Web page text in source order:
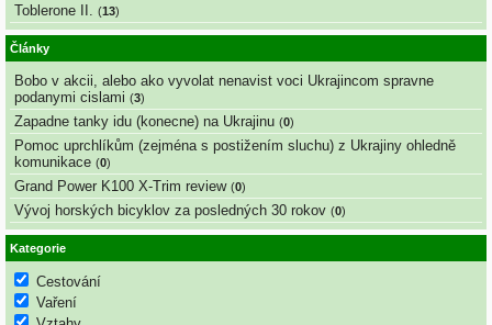
Toblerone II. (13)
Články
Bobo v akcii, alebo ako vyvolat nenavist voci Ukrajincom spravne
podanymi cislami (3)
Zapadne tanky idu (konecne) na Ukrajinu (0)
Pomoc uprchlíkům (zejména s postižením sluchu) z Ukrajiny ohledně
komunikace (0)
Grand Power K100 X-Trim review (0)
Vývoj horských bicyklov za posledných 30 rokov (0)
Kategorie
Cestování
Vaření